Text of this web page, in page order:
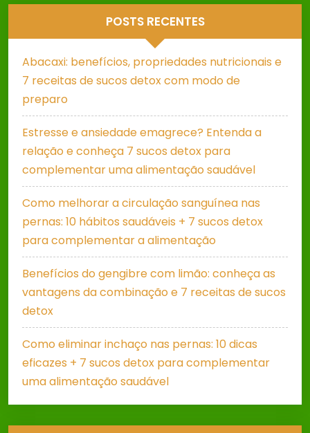
POSTS RECENTES
Abacaxi: benefícios, propriedades nutricionais e
7 receitas de sucos detox com modo de
preparo
Estresse e ansiedade emagrece? Entenda a
relação e conheça 7 sucos detox para
complementar uma alimentação saudável
Como melhorar a circulação sanguínea nas
pernas: 10 hábitos saudáveis + 7 sucos detox
para complementar a alimentação
Benefícios do gengibre com limão: conheça as
vantagens da combinação e 7 receitas de sucos
detox
Como eliminar inchaço nas pernas: 10 dicas
eficazes + 7 sucos detox para complementar
uma alimentação saudável